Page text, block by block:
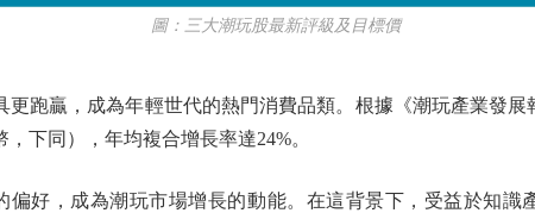
圖：三大潮玩股最新評級及目標價
贏，成為年輕世代的熱門消費品類。根據《潮玩產業發展
下同），年均複合增長率達24%。
，成為潮玩市場增長的動能。在這背景下，受益於知識